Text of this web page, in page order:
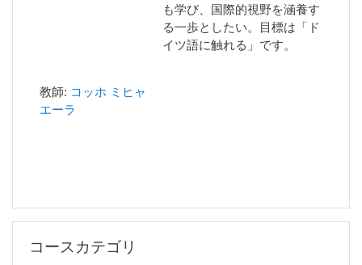
も学び、国際的視野を涵養す
る一歩としたい。目標は「ド
イツ語に触れる」です。
教師: コッホ ミヒャ
エーラ
コースカテゴリ